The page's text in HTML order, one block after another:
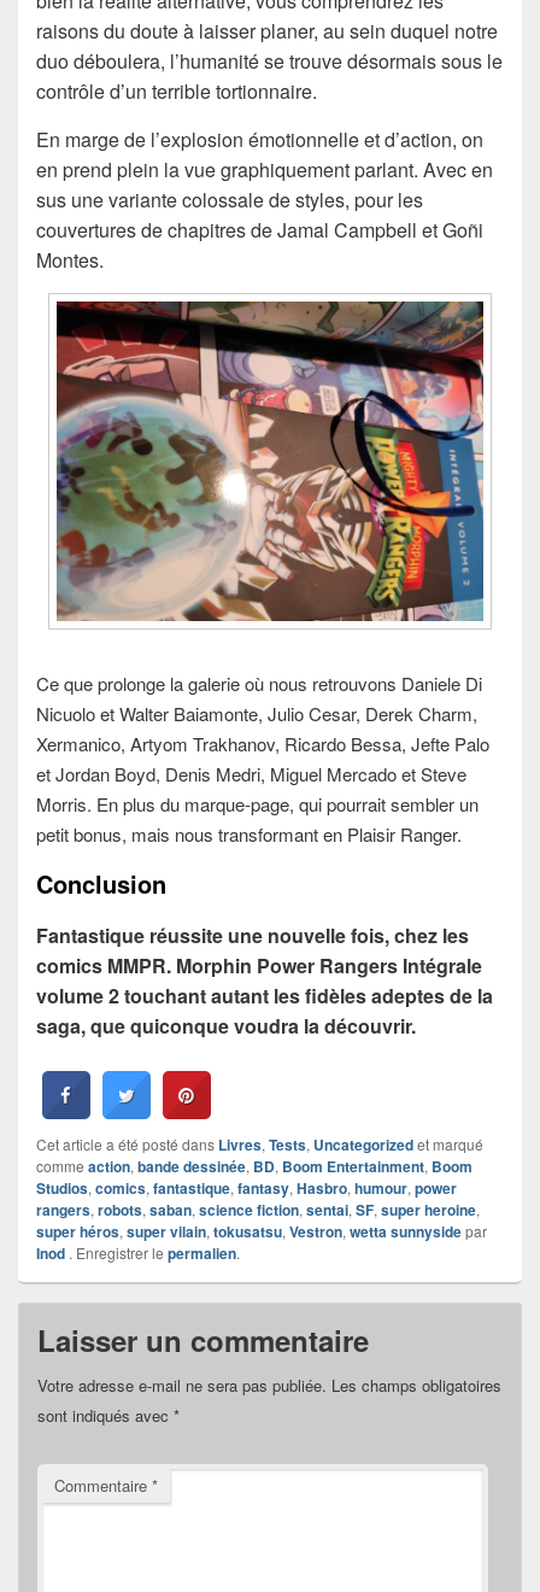
raisons du doute à laisser planer, au sein duquel notre
duo déboulera, l’humanité se trouve désormais sous le
contrôle d’un terrible tortionnaire.
En marge de l’explosion émotionnelle et d’action, on
en prend plein la vue graphiquement parlant. Avec en
sus une variante colossale de styles, pour les
couvertures de chapitres de Jamal Campbell et Goñi
Montes.
Ce que prolonge la galerie où nous retrouvons Daniele Di
Nicuolo et Walter Baiamonte, Julio Cesar, Derek Charm,
Xermanico, Artyom Trakhanov, Ricardo Bessa, Jefte Palo
et Jordan Boyd, Denis Medri, Miguel Mercado et Steve
Morris. En plus du marque-page, qui pourrait sembler un
petit bonus, mais nous transformant en Plaisir Ranger.
Conclusion
Fantastique réussite une nouvelle fois, chez les
comics MMPR. Morphin Power Rangers Intégrale
volume 2 touchant autant les fidèles adeptes de la
saga, que quiconque voudra la découvrir.
Cet article a été posté dans Livres, Tests, Uncategorizedet marqué
comme action, bande dessinée, BD, Boom Entertainment, Boom
Studios, comics, fantastique, fantasy, Hasbro, humour, power
rangers, robots, saban, science fiction, sentai, SF, super heroine,
super héros, super vilain, tokusatsu, Vestron, wetta sunnysidepar
Inod . Enregistrer le permalien.
Laisser un commentaire
Votre adresse e-mail ne sera pas publiée. Les champs obligatoires
sont indiqués avec *
Commentaire *